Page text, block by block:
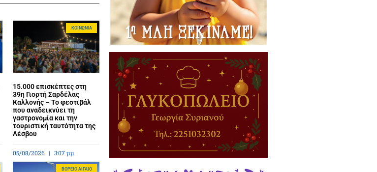
ΚΟΙΝΩΝΊΑ
15.000 επισκέπτες στη
39η Γιορτή Σαρδέλας
Καλλονής – Το φεστιβάλ
που αναδεικνύει τη
γαστρονομία και την
τουριστική ταυτότητα της
Λέσβου
05/08/2026 3:07 μμ
BΌΡΕΙΟ ΑΙΓΑΊΟ